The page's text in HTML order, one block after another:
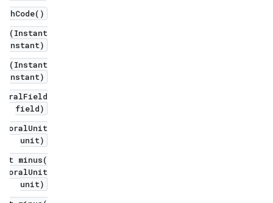
field)
unit)
minus(
unit)